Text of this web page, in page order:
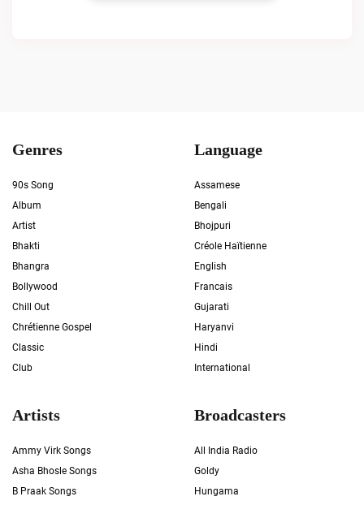
Genres
90s Song
Album
Artist
Bhakti
Bhangra
Bollywood
Chill Out
Chrétienne Gospel
Classic
Club
Language
Assamese
Bengali
Bhojpuri
Créole Haïtienne
English
Francais
Gujarati
Haryanvi
Hindi
International
Artists
Ammy Virk Songs
Asha Bhosle Songs
B Praak Songs
Broadcasters
All India Radio
Goldy
Hungama